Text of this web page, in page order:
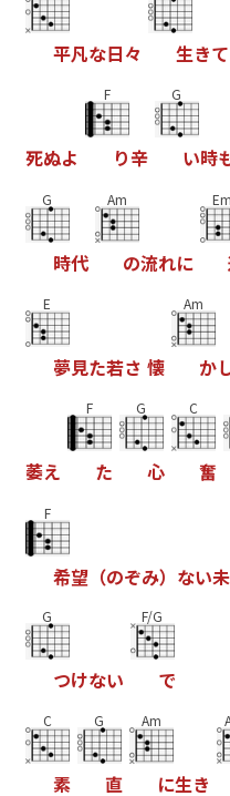
平凡な日々 生きて
死ぬよ
F
り辛
G
い時
G
時代
Am
の流れに
Em
E
夢見た若さ 懐
Am
か
萎え
F
た
G
心
C
奮
F
希望（のぞみ） ない未
G
つけない
F/G
で
C
素
G
直
Am
に生き